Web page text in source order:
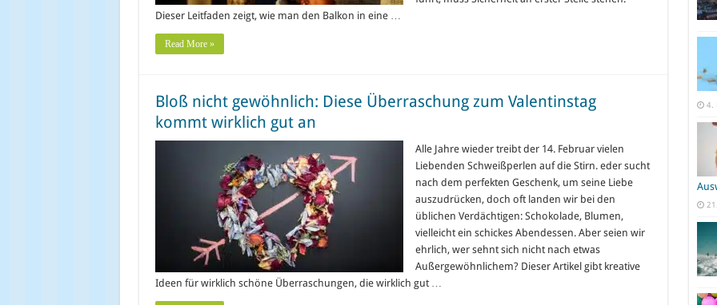
Dieser Leitfaden zeigt, wie man den Balkon in eine …
Read More »
Bloß nicht gewöhnlich: Diese Überraschung zum Valentinstag
kommt wirklich gut an
Alle Jahre wieder treibt der 14. Februar vielen
Liebenden Schweißperlen auf die Stirn. eder sucht
nach dem perfekten Geschenk, um seine Liebe
auszudrücken, doch oft landen wir bei den
üblichen Verdächtigen: Schokolade, Blumen,
vielleicht ein schickes Abendessen. Aber seien wir
ehrlich, wer sehnt sich nicht nach etwas
Außergewöhnlichem? Dieser Artikel gibt kreative
Ideen für wirklich schöne Überraschungen, die wirklich gut …
4.